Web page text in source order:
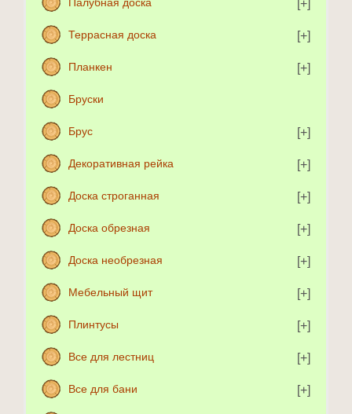
Террасная доска
Планкен
Бруски
Брус
Декоративная рейка
Доска строганная
Доска обрезная
Доска необрезная
Мебельный щит
Плинтусы
Все для лестниц
Все для бани